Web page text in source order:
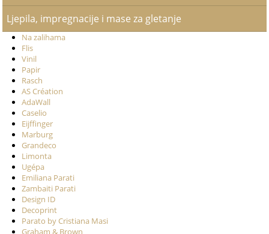
Ljepila, impregnacije i mase za gletanje
Na zalihama
Flis
Vinil
Papir
Rasch
AS Création
AdaWall
Caselio
Eijffinger
Marburg
Grandeco
Limonta
Ugépa
Emiliana Parati
Zambaiti Parati
Design ID
Decoprint
Parato by Cristiana Masi
Graham & Brown